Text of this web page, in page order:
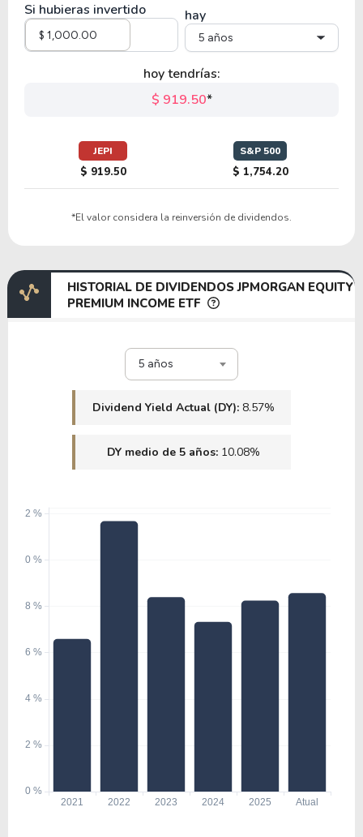
Si hubieras invertido hay
5 años
hoy tendrías:
$ 919.50*
JEPI
$ 919.50
S&P 500
$ 1,754.20
*El valor considera la reinversión de dividendos.
HISTORIAL DE DIVIDENDOS JPMORGAN EQUITY
PREMIUM INCOME ETF
5 años
Dividend Yield Actual (DY): 8.57%
DY medio de 5 años: 10.08%